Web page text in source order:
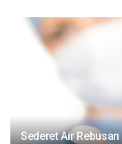
Sederet Air